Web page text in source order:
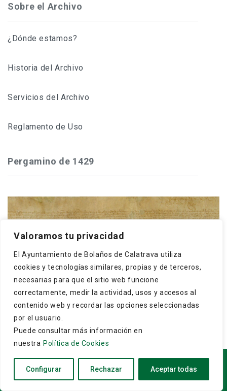
Valoramos tu privacidad
El Ayuntamiento de Bolaños de Calatrava utiliza
cookies y tecnologías similares, propias y de terceros,
necesarias para que el sitio web funcione
correctamente, medir la actividad, usos y accesos al
contenido web y recordar las opciones seleccionadas
por el usuario.
Puede consultar más información en
nuestra Política de Cookies
Configurar Rechazar Aceptar todas
Sobre el Archivo
¿Dónde estamos?
Historia del Archivo
Servicios del Archivo
Reglamento de Uso
Pergamino de 1429
Frey Gonzalo Núñez de Guzmán, maestre de
Bolaños que puedan hacer una dehesa boyal en El
Monte, término ...
Copyright © 2026
Archivo Municipal de Bolaños de
Calatrava. Todos los derechos reservados.